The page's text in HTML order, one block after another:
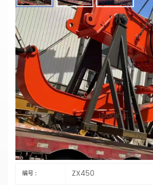
Loading...
ZX450挖掘机桩臂，适用于高
程，重型，厂家直销
主要参数
型号：ZX450
类型：打桩挖掘机臂
长度：选择
材料：
Q355B 或 Q690D
状态：全新
机械臂气缸类型：外贸类型（外国）
规格：OEM
水桶容量：选择
认证：CE、ISO9001:2000
编号 : ZX450